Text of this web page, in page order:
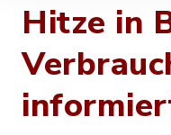
Hitze in